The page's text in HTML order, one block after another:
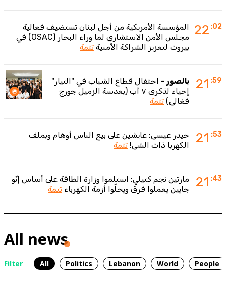
22 :02
المؤسسة الأمريكية من أجل لبنان تستضيف فعالية
مجلس الأمن الاستشاري لما وراء البحار (OSAC) في
بيروت لتعزيز الشراكة الأمنية تتمة
21 :59 بالصور - احتفال قطاع الشباب في "التيار"
إحياء لذكرى ٧ آب (بعدسة الزميل جورج
فغالي) تتمة
21 :53
حيدر عيسى: عايشين على بيع الناس أوهام وبملف
الكهربا ذات الشي! تتمة
21 :43
مارتين نجم كتيلي: استلموا وزارة الطاقة على أساس إنّو
جايين يعملوا فرق ويحلّوا أزمة الكهرباء تتمة
All news
Filter All Politics Lebanon World People